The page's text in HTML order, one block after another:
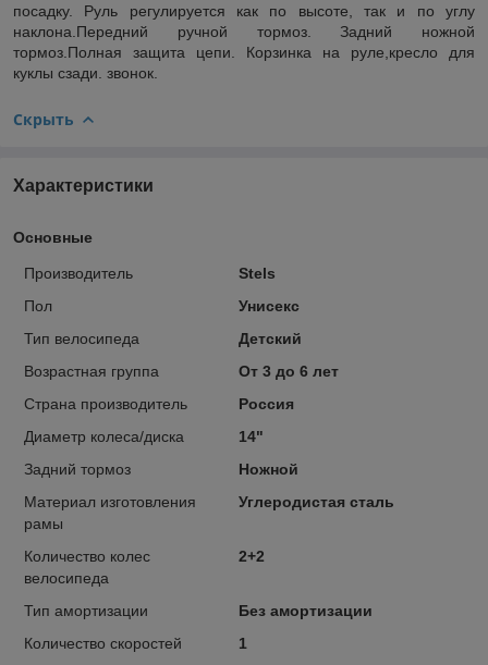
посадку. Руль регулируется как по высоте, так и по углу
наклона.Передний ручной тормоз. Задний ножной
тормоз.Полная защита цепи. Корзинка на руле,кресло для
куклы сзади. звонок.
Скрыть
Характеристики
Основные
Производитель
Stels
Пол
Унисекс
Тип велосипеда
Детский
Возрастная группа
От 3 до 6 лет
Страна производитель
Россия
Диаметр колеса/диска
14"
Задний тормоз
Ножной
Материал изготовления
рамы
Углеродистая сталь
Количество колес
велосипеда
2+2
Тип амортизации
Без амортизации
Количество скоростей
1